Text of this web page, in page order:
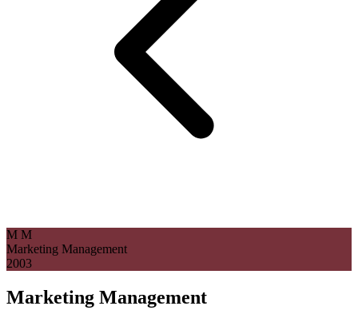
M M
Marketing Management
2003
Marketing Management